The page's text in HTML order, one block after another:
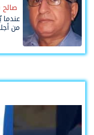
عندما
من